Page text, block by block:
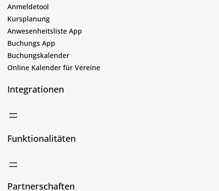
Anmeldetool
Kursplanung
Anwesenheitsliste App
Buchungs App
Buchungskalender
Online Kalender für Vereine
Integrationen
Funktionalitäten
Partnerschaften